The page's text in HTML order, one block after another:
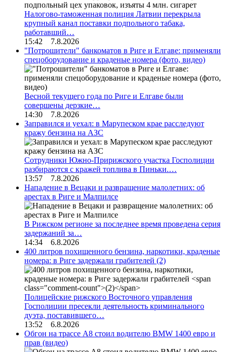
Налогово-таможенная полиция Латвии перекрыла
крупный канал поставки подпольного табака,
работавший…
15:42 7.8.2026
"Потрошители" банкоматов в Риге и Елгаве: применяли
спецоборудование и краденые номера (фото, видео)
Весной текущего года по Риге и Елгаве были
совершены дерзкие…
14:30 7.8.2026
Заправился и уехал: в Марупеском крае расследуют
кражу бензина на АЗС
Сотрудники Южно-Пририжского участка Госполиции
разбираются с кражей топлива в Пиньки.…
13:57 7.8.2026
Нападение в Вецаки и развращение малолетних: об
арестах в Риге и Малпилсе
В Рижском регионе за последнее время проведена серия
задержаний за…
14:34 6.8.2026
400 литров похищенного бензина, наркотики, краденые
номера: в Риге задержали грабителей (2)
Полицейские рижского Восточного управления
Госполиции пресекли деятельность криминального
дуэта, поставившего…
13:52 6.8.2026
Обгон на трассе А8 стоил водителю BMW 1400 евро и
прав (видео)